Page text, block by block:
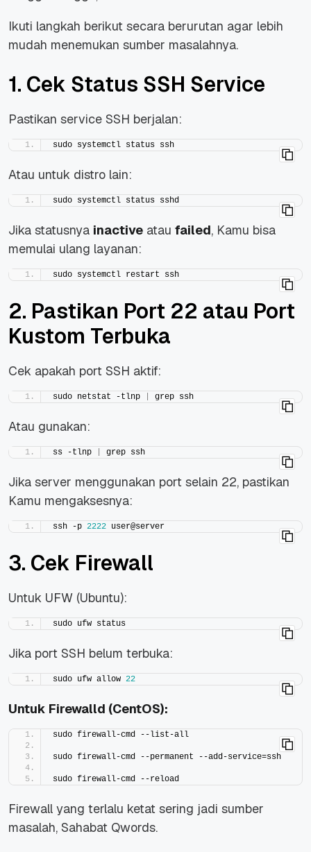
Ikuti langkah berikut secara berurutan agar lebih
mudah menemukan sumber masalahnya.
1. Cek Status SSH Service
Pastikan service SSH berjalan:
sudo systemctl status ssh
Atau untuk distro lain:
sudo systemctl status sshd
Jika statusnya inactive atau failed, Kamu bisa
memulai ulang layanan:
sudo systemctl restart ssh
2. Pastikan Port 22 atau Port
Kustom Terbuka
Cek apakah port SSH aktif:
sudo netstat -tlnp grep ssh
Atau gunakan:
ss -tlnp grep ssh
Jika server menggunakan port selain 22, pastikan
Kamu mengaksesnya:
ssh -p 2222 user@server
3. Cek Firewall
Untuk UFW (Ubuntu):
sudo ufw status
Jika port SSH belum terbuka:
sudo ufw allow 22
Untuk Firewalld (CentOS):
sudo firewall-cmd --list-all
sudo firewall-cmd --permanent --add-service=ssh
sudo firewall-cmd --reload
Firewall yang terlalu ketat sering jadi sumber
masalah, Sahabat Qwords.